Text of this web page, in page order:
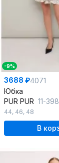
-9%
3688 ₽4071
Юбка
PUR PUR 11-398
44, 46, 48
В